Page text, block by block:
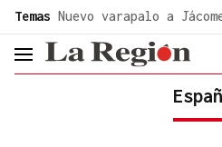
Temas Nuevo varapalo a
header.menu.open